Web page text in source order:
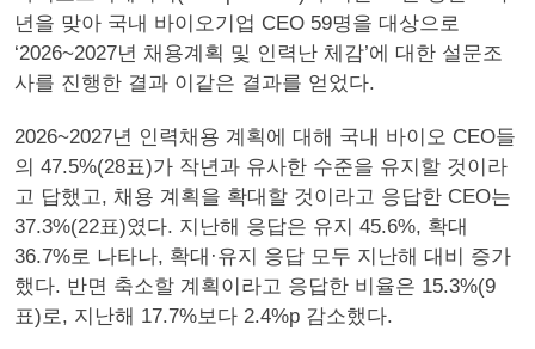
년을 맞아 국내 바이오기업 CEO 59명을 대상으로
‘2026~2027년 채용계획 및 인력난 체감’에 대한 설문조
사를 진행한 결과 이같은 결과를 얻었다.
2026~2027년 인력채용 계획에 대해 국내 바이오 CEO들
의 47.5%(28표)가 작년과 유사한 수준을 유지할 것이라
고 답했고, 채용 계획을 확대할 것이라고 응답한 CEO는
37.3%(22표)였다. 지난해 응답은 유지 45.6%, 확대
36.7%로 나타나, 확대·유지 응답 모두 지난해 대비 증가
했다. 반면 축소할 계획이라고 응답한 비율은 15.3%(9
표)로, 지난해 17.7%보다 2.4%p 감소했다.